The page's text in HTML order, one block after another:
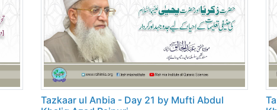
Tazkaar ul Anbia - Day 21 by Mufti Abdul